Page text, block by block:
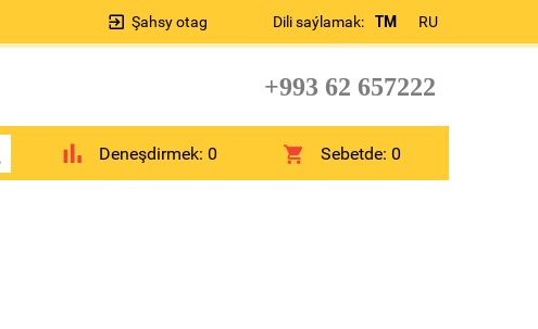
Dili saýlamak: TM RU
Şahsy otag
+993 62 657222
Deneşdirmek: 0 Sebetde:0